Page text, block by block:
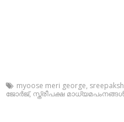
myoose meri george,
ജോര്‍ജ്, സ്ത്രീപക്ഷ